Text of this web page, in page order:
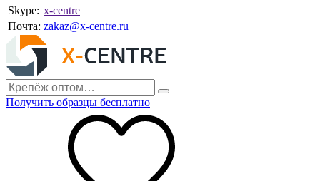
Skype: x-centre
Почта: zakaz@x-centre.ru
Получить образцы бесплатно